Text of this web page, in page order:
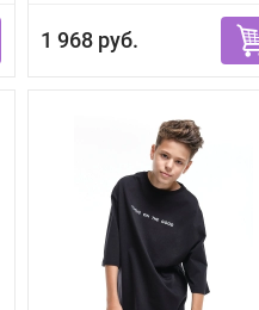
1 968 руб.